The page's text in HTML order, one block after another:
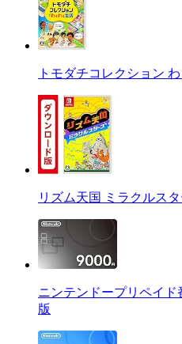
トモダチコレクション
リズム天国 ミラクルス
ニンテンドープリペイド
版